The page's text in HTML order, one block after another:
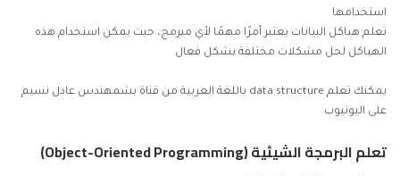
استخدامها
تعلم هياكل البيانات يعتبر أمرًا مهمًا لأي مبرمج، حيث يمكن استخدام هذه
الهياكل لحل مشكلات مختلفة بشكل فعال
يمكنك تعلم data structure باللغة العربية من قناة بشمهندس عادل نسيم
على اليوتيوب
تعلم البرمجة الشيئية (Object-Oriented Programming)